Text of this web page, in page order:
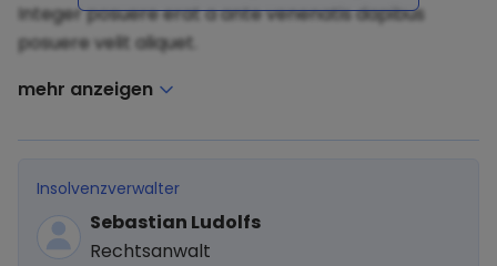
Integer posuere erat a ante venenatis dapibus
posuere velit aliquet.
mehr anzeigen
Insolvenzverwalter
Sebastian Ludolfs
Rechtsanwalt